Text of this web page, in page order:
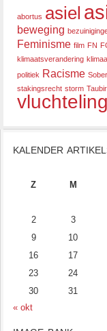
abortus asiel
beweging
Feminisme film FN
klimaatsverandering
politiek Racisme
stakingsrecht storm
KALENDER
Z M
2
3
9
10
16
17
23
24
30
31
« okt